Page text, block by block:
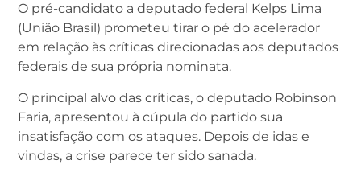
O pré-candidato a deputado federal Kelps Lima
(União Brasil) prometeu tirar o pé do acelerador
em relação às críticas direcionadas aos deputados
federais de sua própria nominata.
O principal alvo das críticas, o deputado Robinson
Faria, apresentou à cúpula do partido sua
insatisfação com os ataques. Depois de idas e
vindas, a crise parece ter sido sanada.